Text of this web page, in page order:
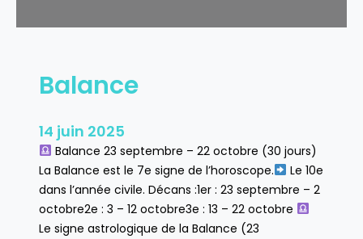
Balance
14 juin 2025
Balance 23 septembre – 22 octobre (30 jours)
La Balance est le 7e signe de l’horoscope.
Le 10e
dans l’année civile. Décans :1er : 23 septembre – 2
octobre2e : 3 – 12 octobre3e : 13 – 22 octobre
Le signe astrologique de la Balance (23